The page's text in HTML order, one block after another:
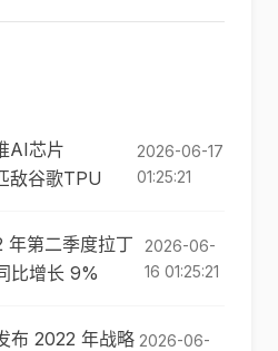
AI芯片
敌谷歌TPU
2026-06-17
01:25:21
第二季度拉丁
比增长 9%
2026-06-
16 01:25:21
布 2022 年战略 2026-06-